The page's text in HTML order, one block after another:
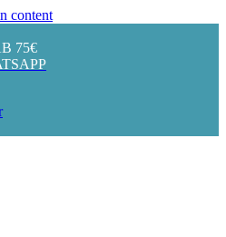
content
75€